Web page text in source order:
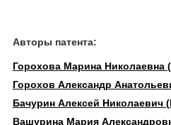
Авторы патента:
Горохова Марина Николаевна
Горохов Александр
Бачурин Алексей Николаевич
Вашурина Мария